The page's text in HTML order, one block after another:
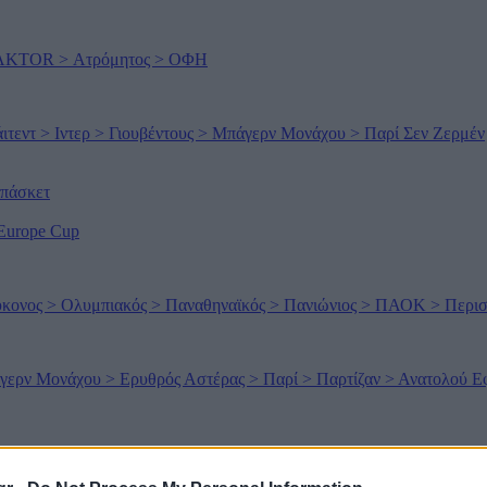
> Ατρόμητος > ΟΦΗ
> Ιντερ > Γιουβέντους > Μπάγερν Μονάχου > Παρί Σεν Ζερμέν
Cup
> Ολυμπιακός > Παναθηναϊκός > Πανιώνιος > ΠΑΟΚ >
Μονάχου > Ερυθρός Αστέρας > Παρί > Παρτίζαν > Ανατολού
Bulls> Boston Celtics> New York Knicks> Cleveland